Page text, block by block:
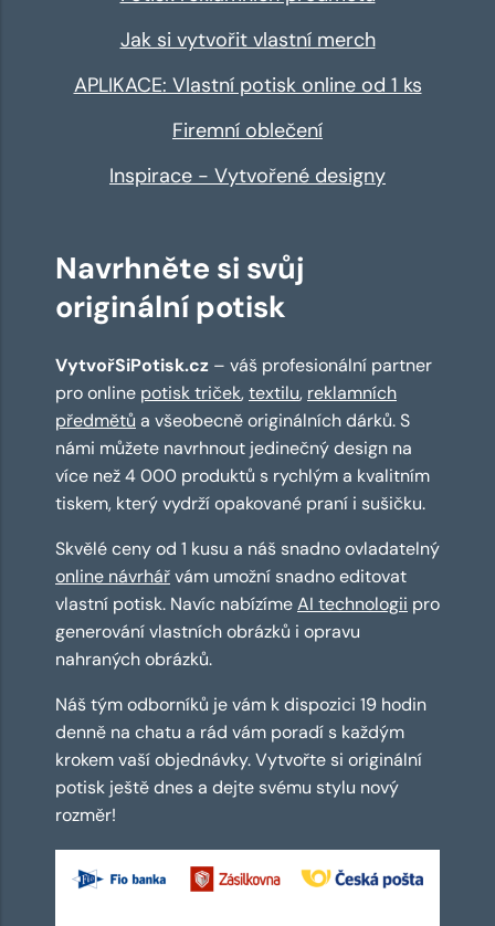
Jak si vytvořit vlastní merch
APLIKACE: Vlastní potisk online od 1 ks
Firemní oblečení
Inspirace - Vytvořené designy
Navrhněte si svůj
originální potisk
VytvořSiPotisk.cz – váš profesionální partner
pro online potisk triček,textilu, reklamních
předmětů a všeobecně originálních dárků. S
námi můžete navrhnout jedinečný design na
více než 4 000 produktů s rychlým a kvalitním
tiskem, který vydrží opakované praní i sušičku.
Skvělé ceny od 1 kusu a náš snadno ovladatelný
online návrhářvám umožní snadno editovat
vlastní potisk. Navíc nabízímeAI technologii pro
generování vlastních obrázků i opravu
nahraných obrázků.
Náš tým odborníků je vám k dispozici 19 hodin
denně na chatu a rád vám poradí s každým
krokem vaší objednávky. Vytvořte si originální
potisk ještě dnes a dejte svému stylu nový
rozměr!